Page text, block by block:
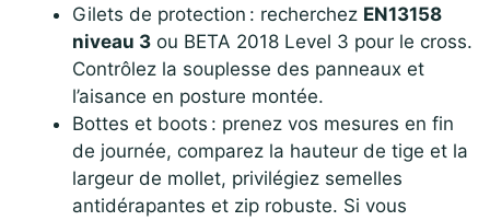
Gilets de protection : recherchez EN13158
niveau 3 ou BETA 2018 Level 3 pour le cross.
Contrôlez la souplesse des panneaux et
l’aisance en posture montée.
Bottes et boots : prenez vos mesures en fin
de journée, comparez la hauteur de tige et la
largeur de mollet, privilégiez semelles
antidérapantes et zip robuste. Si vous